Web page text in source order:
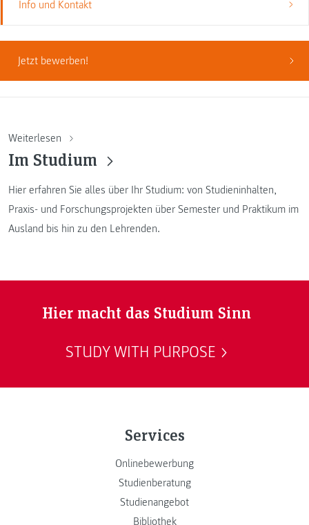
Info und Kontakt
Jetzt bewerben!
Weiterlesen
Im Studium
Hier erfahren Sie alles über Ihr Studium: von Studieninhalten,
Praxis- und Forschungsprojekten über Semester und Praktikum im
Ausland bis hin zu den Lehrenden.
Hier macht das Studium Sinn
STUDY WITH PURPOSE
Services
Onlinebewerbung
Studienberatung
Studienangebot
Bibliothek